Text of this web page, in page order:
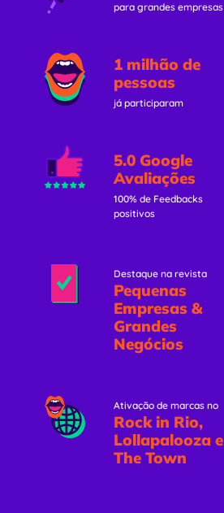
para grandes empresas
1 milhão de
pessoas
já participaram
5.0 Google
Avaliações
100% de Feedbacks
positivos
Destaque na revista
Pequenas
Empresas &
Grandes
Negócios
Ativação de marcas no
Rock in Rio,
Lollapalooza e
The Town